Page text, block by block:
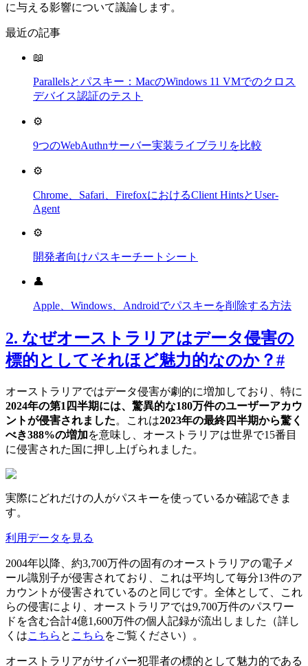
に与える影響について議論します。
最近の記事
📖
Parallelsとパスキー：MacのWindows 11 VMでのクロス
デバイス認証のテスト
⚙️
9つのWebAuthnサーバー実装ライブラリを比較
⚙️
Chrome、Safari、FirefoxにおけるClient HintsとUser-
Agent
⚙️
開発者向けパスキーチートシート
👤
Apple、Windows、Androidでパスキーを削除する方法
2. なぜオーストラリアはデータ侵害の
標的としてそれほど魅力的なのか？#
オーストラリアではデータ侵害が劇的に増加しており、特に
2024年の第1四半期には、驚異的な180万件のユーザーアカウ
ントが侵害されました。これは2023年の最終四半期から驚く
べき388%の増加を意味し、オーストラリアは世界で15番目
に侵害された国に押し上げられました。
実際にどれだけの人がパスキーを使っているか確認できま
す。
利用データを見る
2004年以降、約3,700万件の固有のオーストラリアの電子メ
ール識別子が侵害されており、これは平均して毎分13件のア
カウントが侵害されているのと同じです。全体として、これ
らの侵害により、オーストラリアでは9,700万件のパスワー
ドを含む合計4億1,600万件の個人記録が流出しました（詳し
くはこちら と こちら をご覧ください）。
オーストラリアがサイバー犯罪者の標的として魅力的である